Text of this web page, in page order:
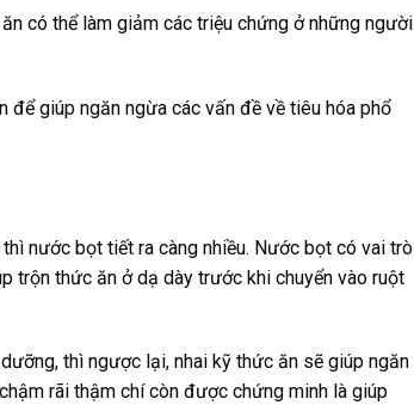
có thể làm giảm các triệu chứng ở những người
giúp ngăn ngừa các vấn đề về tiêu hóa phổ
nước bọt tiết ra càng nhiều. Nước bọt có vai trò
trộn thức ăn ở dạ dày trước khi chuyển vào ruột
thì ngược lại, nhai kỹ thức ăn sẽ giúp ngăn
rãi thậm chí còn được chứng minh là giúp